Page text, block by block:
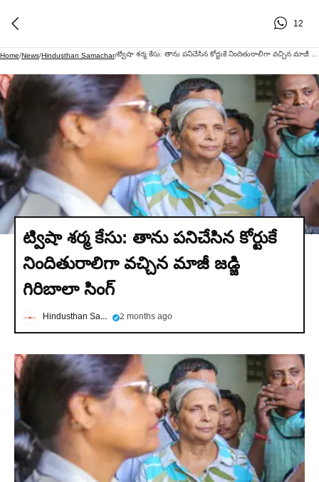
12
Home/News/Hindusthan Samachar/
ట్విషా శర్మ కేసు: తాను పనిచేసిన కోర్టుకే
నిందితురాలిగా వచ్చిన మాజీ జడ్జి
గిరిబాలా సింగ్
Hindusthan Samachar 2 months ago